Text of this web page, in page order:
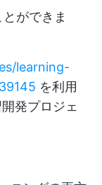
ができま
learning-
を利用
発プロジェ